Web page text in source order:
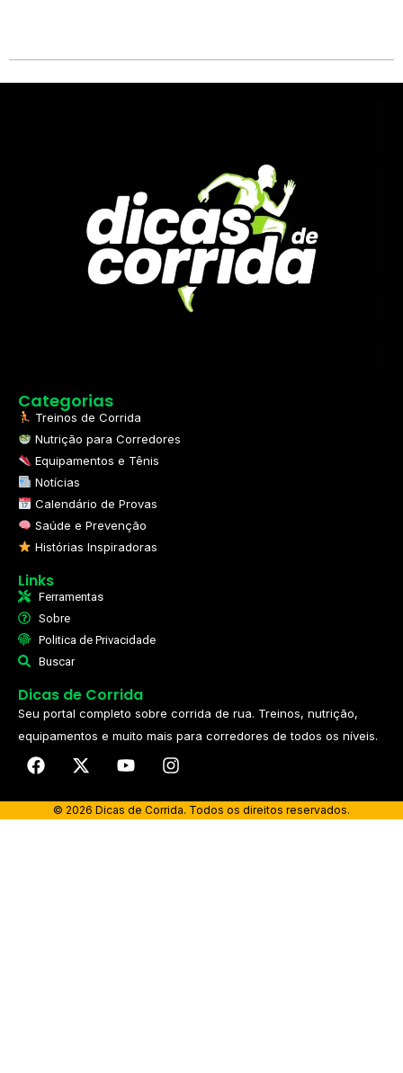
Categorias
Treinos de Corrida
Nutrição para Corredores
Equipamentos e Tênis
Notícias
Calendário de Provas
Saúde e Prevenção
Histórias Inspiradoras
Links
Ferramentas
Sobre
Politica de Privacidade
Buscar
Dicas de Corrida
Seu portal completo sobre corrida de rua. Treinos, nutrição,
equipamentos e muito mais para corredores de todos os níveis.​
© 2026 Dicas de Corrida. Todos os direitos reservados.